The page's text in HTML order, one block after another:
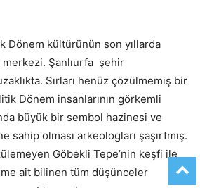
Dönem kültürünün son yıllarda
Şanlıurfa şehir
Sırları henüz çözülmemiş bir
Dönem insanlarının görkemli
büyük bir sembol hazinesi ve
sahip olması arkeologları şaşırtmış.
Göbekli Tepe’nin keşfi ile
ait bilinen tüm düşünceler